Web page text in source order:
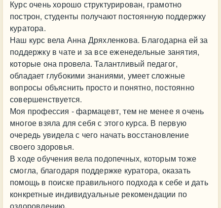
Курс очень хорошо структурирован, грамотно
построн, студенты получают постоянную поддержку
куратора.
Наш курс вела Анна Дряхленкова. Благодарна ей за
поддержку в чате и за все еженедельные занятия,
которые она провела. Талантливый педагог,
обладает глубокими знаниями, умеет сложные
вопросы объяснить просто и понятно, постоянно
совершенствуется.
Моя профессия - фармацевт, тем не менее я очень
многое взяла для себя с этого курса. В первую
очередь увидела с чего начать восстановление
своего здоровья.
В ходе обучения вела подопечных, которым тоже
смогла, благодаря поддержке куратора, оказать
помощь в поиске правильного подхода к себе и дать
конкретные индивидуальные рекомендации по